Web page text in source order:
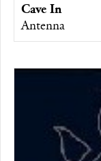
Cave In
Antenna